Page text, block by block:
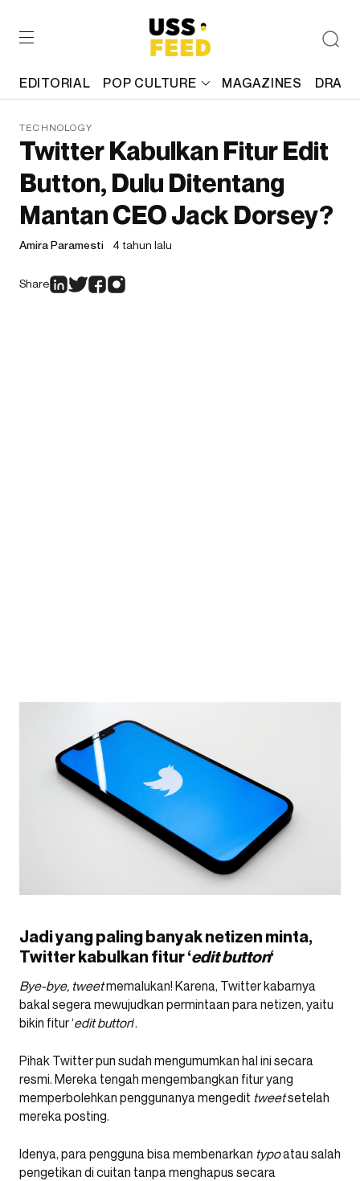
EDITORIAL POP CULTURE MAGAZINES
TECHNOLOGY
Twitter Kabulkan Fitur Edit
Button, Dulu Ditentang
Mantan CEO Jack Dorsey?
Amira Paramesti 4 tahun lalu
Share
Jadi yang paling banyak netizen minta,
Twitter kabulkan fitur ‘edit button‘
Bye-bye, tweetmemalukan! Karena, Twitter kabarnya
bakal segera mewujudkan permintaan para netizen, yaitu
bikin fitur ‘edit button‘.
Pihak Twitter pun sudah mengumumkan hal ini secara
resmi. Mereka tengah mengembangkan fitur yang
memperbolehkan penggunanya mengedit tweetsetelah
mereka posting.
Idenya, para pengguna bisa membenarkan typoatau salah
pengetikan di cuitan tanpa menghapus secara